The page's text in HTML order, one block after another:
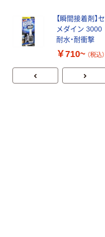
【瞬間接着剤】セ
メダイン 3000
耐水・耐衝撃
￥710~ （税込）